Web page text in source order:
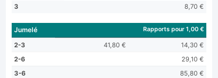
3 8,70 €
Jumelé Rapports pour 1,00 €
2-3 41,80 €
14,30 €
2-6
29,10 €
3-6
85,80 €